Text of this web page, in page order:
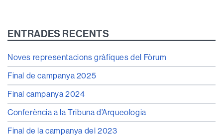
entrades
ENTRADES RECENTS
Noves representacions gràfiques del Fòrum
Final de campanya 2025
Final campanya 2024
Conferència a la Tribuna d’Arqueologia
Final de la campanya del 2023